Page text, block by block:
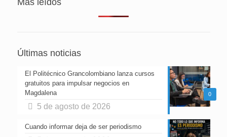
Más leídos
Últimas noticias
0
El Politécnico Grancolombiano lanza cursos
gratuitos para impulsar negocios en
Magdalena
5 de agosto de 2026
Cuando informar deja de ser periodismo